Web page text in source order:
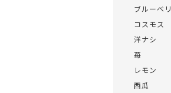
ブルーベ
コスモス
洋ナシ
苺
レモン
西瓜